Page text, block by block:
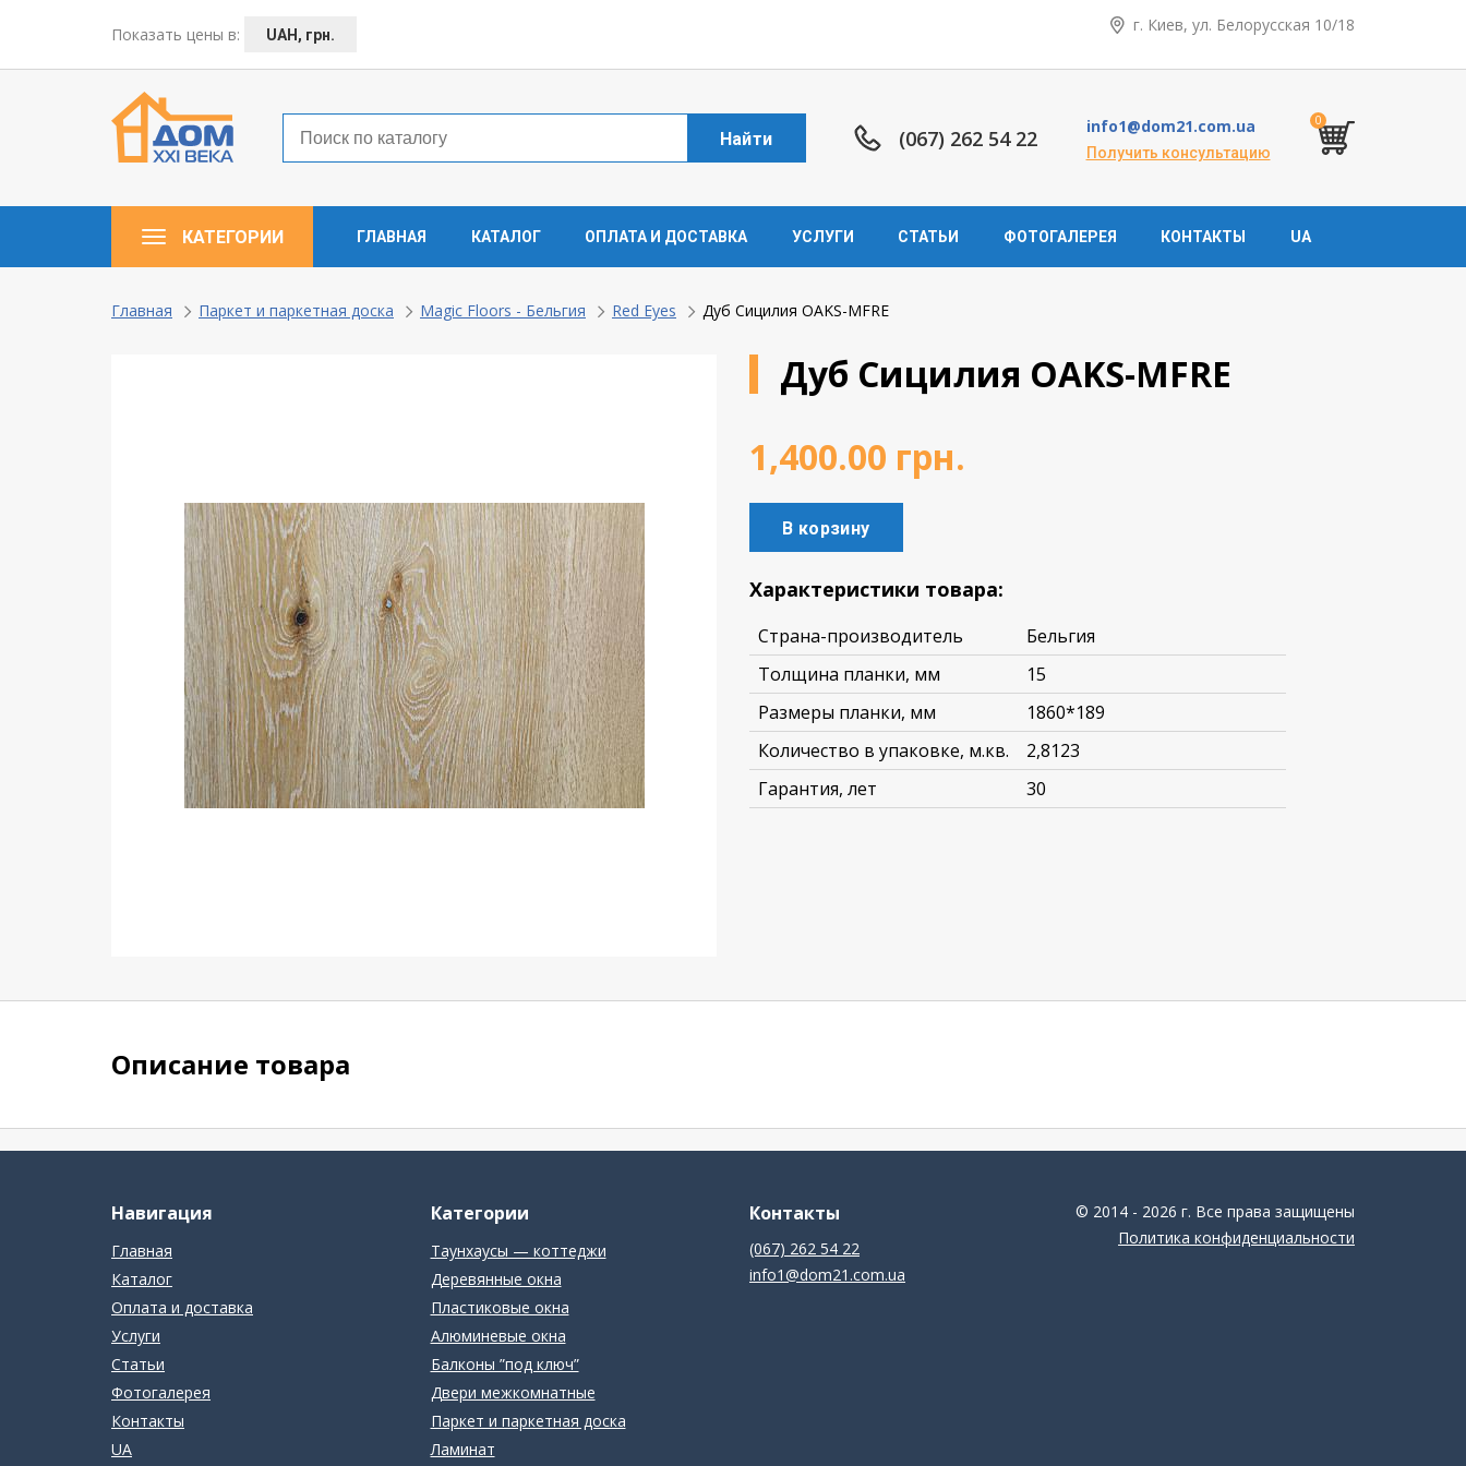
Показать цены в: UAH, грн. г. Киев, ул. Белорусская 10/18
Найти (067) 262 54 22 info1@dom21.com.ua
Получить консультацию
0
КАТЕГОРИИ ГЛАВНАЯ КАТАЛОГ ОПЛАТА И ДОСТАВКА УСЛУГИ СТАТЬИ ФОТОГАЛЕРЕЯ КОНТАКТЫ UA
Главная Паркет и паркетная доска Magic Floors - Бельгия Red Eyes Дуб Сицилия OAKS-MFRE
Дуб Сицилия OAKS-MFRE
1,400.00 грн.
В корзину
Характеристики товара:
Страна-производитель
Бельгия
Толщина планки, мм
15
Размеры планки, мм
1860*189
Количество в упаковке, м.кв.
2,8123
Гарантия, лет
30
Описание товара
Навигация
Главная
Каталог
Оплата и доставка
Услуги
Статьи
Фотогалерея
Контакты
UA
Категории
Таунхаусы — коттеджи
Деревянные окна
Пластиковые окна
Алюминевые окна
Балконы ”под ключ”
Двери межкомнатные
Паркет и паркетная доска
Ламинат
Контакты
(067) 262 54 22
info1@dom21.com.ua
© 2014 - 2026 г. Все права защищены
Политика конфиденциальности
Деревянные окна
Алюминевые окна
Балконы ”под ключ”
Виниловое покрытие